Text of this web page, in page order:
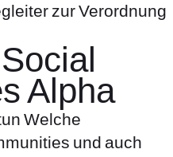
zur Verordnung
Alpha
Welche
und auch